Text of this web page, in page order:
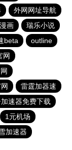
外网网址导航
画
瑞乐小说
beta
outline
网
雷霆加器速
速器免费下载
1元机场
加速器